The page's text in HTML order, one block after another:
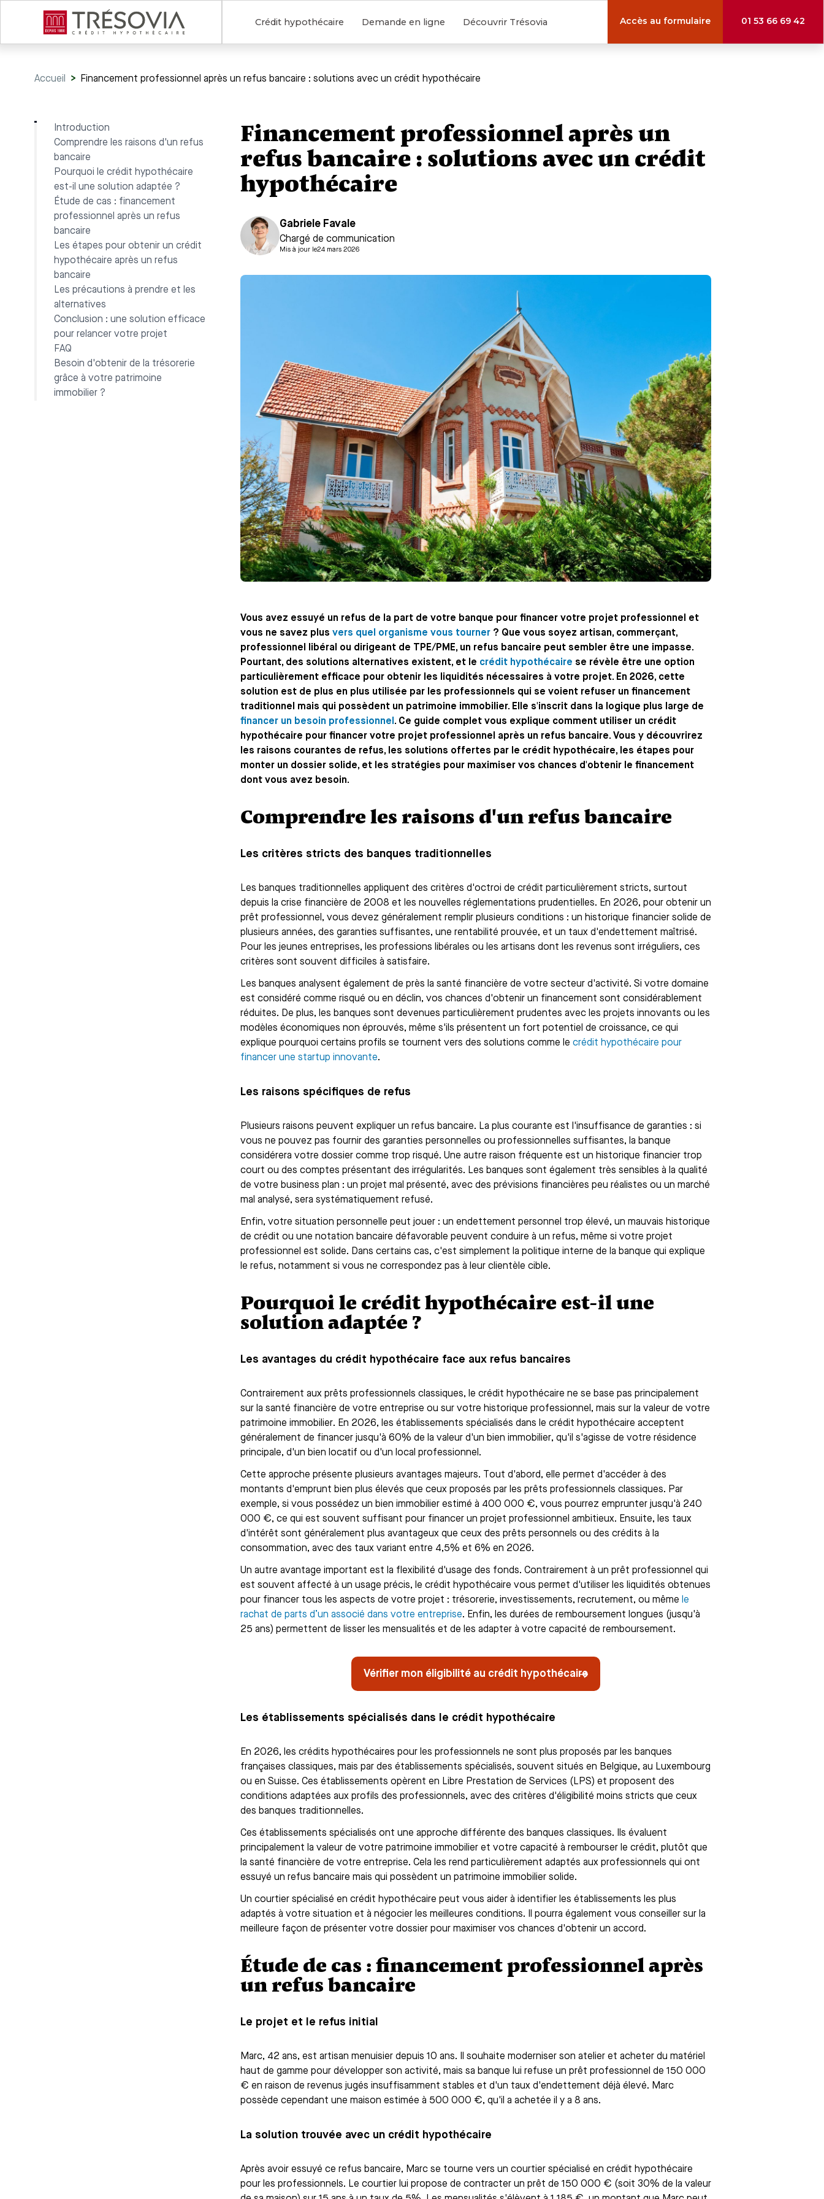
Crédit hypothécaire Demande en ligne Découvrir Trésovia Accès au formulaire 01 53 66 69 42
Accueil > Financement professionnel après un refus bancaire : solutions avec un crédit hypothécaire
Introduction
Comprendre les raisons d'un refus
bancaire
Pourquoi le crédit hypothécaire
est-il une solution adaptée ?
Étude de cas : financement
professionnel après un refus
bancaire
Les étapes pour obtenir un crédit
hypothécaire après un refus
bancaire
Les précautions à prendre et les
alternatives
Conclusion : une solution efficace
pour relancer votre projet
FAQ
Besoin d'obtenir de la trésorerie
grâce à votre patrimoine
immobilier ?
Financement professionnel après un
refus bancaire : solutions avec un crédit
hypothécaire
Gabriele Favale
Chargé de communication
Mis à jour le24 mars 2026
Vous avez essuyé un refus de la part de votre banque pour financer votre projet professionnel et
vous ne savez plus vers quel organisme vous tourner ? Que vous soyez artisan, commerçant,
professionnel libéral ou dirigeant de TPE/PME, un refus bancaire peut sembler être une impasse.
Pourtant, des solutions alternatives existent, et le crédit hypothécaire se révèle être une option
particulièrement efficace pour obtenir les liquidités nécessaires à votre projet. En 2026, cette
solution est de plus en plus utilisée par les professionnels qui se voient refuser un financement
traditionnel mais qui possèdent un patrimoine immobilier. Elle s'inscrit dans la logique plus large de
financer un besoin professionnel . Ce guide complet vous explique comment utiliser un crédit
hypothécaire pour financer votre projet professionnel après un refus bancaire. Vous y découvrirez
les raisons courantes de refus, les solutions offertes par le crédit hypothécaire, les étapes pour
monter un dossier solide, et les stratégies pour maximiser vos chances d'obtenir le financement
dont vous avez besoin.
Comprendre les raisons d'un refus bancaire
Les critères stricts des banques traditionnelles
Les banques traditionnelles appliquent des critères d'octroi de crédit particulièrement stricts, surtout
depuis la crise financière de 2008 et les nouvelles réglementations prudentielles. En 2026, pour obtenir un
prêt professionnel, vous devez généralement remplir plusieurs conditions : un historique financier solide de
plusieurs années, des garanties suffisantes, une rentabilité prouvée, et un taux d'endettement maîtrisé.
Pour les jeunes entreprises, les professions libérales ou les artisans dont les revenus sont irréguliers, ces
critères sont souvent difficiles à satisfaire.
Les banques analysent également de près la santé financière de votre secteur d'activité. Si votre domaine
est considéré comme risqué ou en déclin, vos chances d'obtenir un financement sont considérablement
réduites. De plus, les banques sont devenues particulièrement prudentes avec les projets innovants ou les
modèles économiques non éprouvés, même s'ils présentent un fort potentiel de croissance, ce qui
explique pourquoi certains profils se tournent vers des solutions comme le crédit hypothécaire pour
financer une startup innovante.
Les raisons spécifiques de refus
Plusieurs raisons peuvent expliquer un refus bancaire. La plus courante est l'insuffisance de garanties : si
vous ne pouvez pas fournir des garanties personnelles ou professionnelles suffisantes, la banque
considérera votre dossier comme trop risqué. Une autre raison fréquente est un historique financier trop
court ou des comptes présentant des irrégularités. Les banques sont également très sensibles à la qualité
de votre business plan : un projet mal présenté, avec des prévisions financières peu réalistes ou un marché
mal analysé, sera systématiquement refusé.
Enfin, votre situation personnelle peut jouer : un endettement personnel trop élevé, un mauvais historique
de crédit ou une notation bancaire défavorable peuvent conduire à un refus, même si votre projet
professionnel est solide. Dans certains cas, c'est simplement la politique interne de la banque qui explique
le refus, notamment si vous ne correspondez pas à leur clientèle cible.
Pourquoi le crédit hypothécaire est-il une
solution adaptée ?
Les avantages du crédit hypothécaire face aux refus bancaires
Contrairement aux prêts professionnels classiques, le crédit hypothécaire ne se base pas principalement
sur la santé financière de votre entreprise ou sur votre historique professionnel, mais sur la valeur de votre
patrimoine immobilier. En 2026, les établissements spécialisés dans le crédit hypothécaire acceptent
généralement de financer jusqu'à 60% de la valeur d'un bien immobilier, qu'il s'agisse de votre résidence
principale, d'un bien locatif ou d'un local professionnel.
Cette approche présente plusieurs avantages majeurs. Tout d'abord, elle permet d'accéder à des
montants d'emprunt bien plus élevés que ceux proposés par les prêts professionnels classiques. Par
exemple, si vous possédez un bien immobilier estimé à 400 000 €, vous pourrez emprunter jusqu'à 240
000 €, ce qui est souvent suffisant pour financer un projet professionnel ambitieux. Ensuite, les taux
d'intérêt sont généralement plus avantageux que ceux des prêts personnels ou des crédits à la
consommation, avec des taux variant entre 4,5% et 6% en 2026.
Un autre avantage important est la flexibilité d'usage des fonds. Contrairement à un prêt professionnel qui
est souvent affecté à un usage précis, le crédit hypothécaire vous permet d'utiliser les liquidités obtenues
pour financer tous les aspects de votre projet : trésorerie, investissements, recrutement, ou même le
rachat de parts d’un associé dans votre entreprise. Enfin, les durées de remboursement longues (jusqu'à
25 ans) permettent de lisser les mensualités et de les adapter à votre capacité de remboursement.
Vérifier mon éligibilité au crédit hypothécaire
Les établissements spécialisés dans le crédit hypothécaire
En 2026, les crédits hypothécaires pour les professionnels ne sont plus proposés par les banques
françaises classiques, mais par des établissements spécialisés, souvent situés en Belgique, au Luxembourg
ou en Suisse. Ces établissements opèrent en Libre Prestation de Services (LPS) et proposent des
conditions adaptées aux profils des professionnels, avec des critères d'éligibilité moins stricts que ceux
des banques traditionnelles.
Ces établissements spécialisés ont une approche différente des banques classiques. Ils évaluent
principalement la valeur de votre patrimoine immobilier et votre capacité à rembourser le crédit, plutôt que
la santé financière de votre entreprise. Cela les rend particulièrement adaptés aux professionnels qui ont
essuyé un refus bancaire mais qui possèdent un patrimoine immobilier solide.
Un courtier spécialisé en crédit hypothécaire peut vous aider à identifier les établissements les plus
adaptés à votre situation et à négocier les meilleures conditions. Il pourra également vous conseiller sur la
meilleure façon de présenter votre dossier pour maximiser vos chances d'obtenir un accord.
Étude de cas : financement professionnel après
un refus bancaire
Le projet et le refus initial
Marc, 42 ans, est artisan menuisier depuis 10 ans. Il souhaite moderniser son atelier et acheter du matériel
haut de gamme pour développer son activité, mais sa banque lui refuse un prêt professionnel de 150 000
€ en raison de revenus jugés insuffisamment stables et d'un taux d'endettement déjà élevé. Marc
possède cependant une maison estimée à 500 000 €, qu'il a achetée il y a 8 ans.
La solution trouvée avec un crédit hypothécaire
Après avoir essuyé ce refus bancaire, Marc se tourne vers un courtier spécialisé en crédit hypothécaire
pour les professionnels. Le courtier lui propose de contracter un prêt de 150 000 € (soit 30% de la valeur